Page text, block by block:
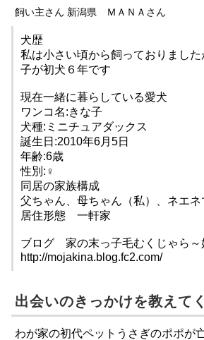
飼い主さん 新潟県 ＭＡＮＡさん
犬歴
私は小さい頃から飼っておりまし
子が初犬６年です
現在一緒に暮らしている愛犬
ワンコ名:きな子
犬種:ミニチュアダックス
誕生日:2010年6月5日
年齢:6歳
性別:♀
同居の家族構成
父ちゃん、母ちゃん（私）、ネエネ
居住形態 一軒家
ブログ 家の末っ子毛むくじゃら～
http://mojakina.blog.fc2.com/
出会いのきっかけを教えて
わが家の初代ペットうさぎのポポが